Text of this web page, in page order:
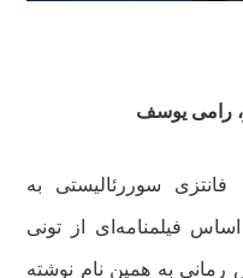
رامی یوسف
سوررئالیستی به
فیلمنامه‌ای از تونی
رمانی به همین نام نوشته